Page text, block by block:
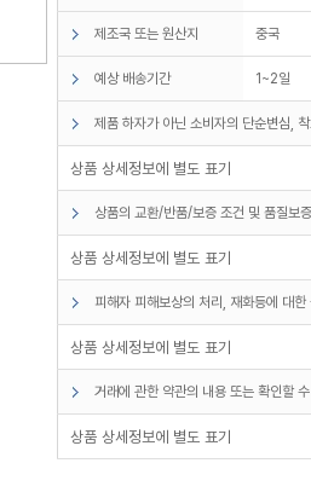
제조국 또는 원산지 중국
예상 배송기간 1~2일
제품 하자가 아닌 소비자의 단순변심,
상품 상세정보에 별도 표기
상품의 교환/반품/보증 조건 및 품질보
상품 상세정보에 별도 표기
피해자 피해보상의 처리, 재화등에 대
상품 상세정보에 별도 표기
거래에 관한 약관의 내용 또는 확인할
상품 상세정보에 별도 표기